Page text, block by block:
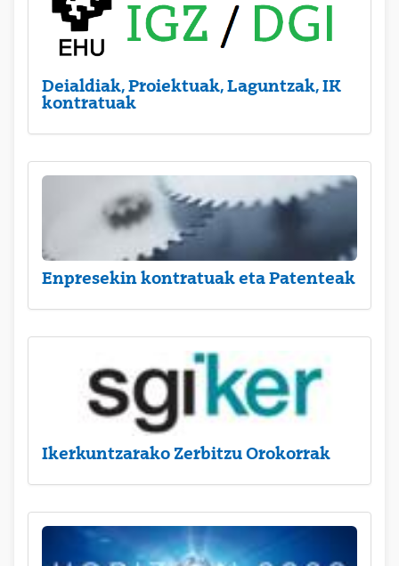
Deialdiak, Proiektuak, Laguntzak, IK
kontratuak
Enpresekin kontratuak eta Patenteak
Ikerkuntzarako Zerbitzu Orokorrak